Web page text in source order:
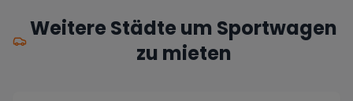
Weitere Städte um Sportwagen
zu mieten